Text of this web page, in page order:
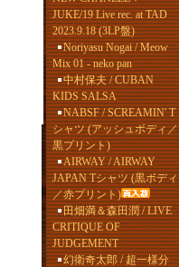
JUKE/19 Live rec. at TAD
2023.9.18 (3LP盤)
Noriyasu Nogai / Meow
Mix 01 - neko pan
中村保夫 / CUBAN
KIDS SALSA
NABSF / SCREAMIN' T
シャツ (アッシュボディ／
黒プリント)
AIRWAY / AIRWAY
JAPAN Tシャツ (黒ボディ
／赤プリント)
田畑満＆森田潤 / LIVE
CRITIQUE OF
JUDGEMENT
幻衛奇太郎 / 超一様分